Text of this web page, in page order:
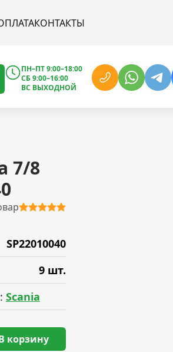
КОНТАКТЫ
ПН–ПТ 9:00–18:00
СБ 9:00–16:00
ВС ВЫХОДНОЙ
7/8
SP22010040
9 шт.
Scania
корзину